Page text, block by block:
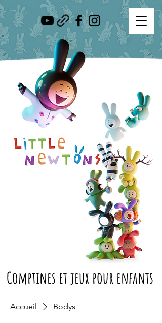
Comptines et jeux pour enfants
Accueil Bodys